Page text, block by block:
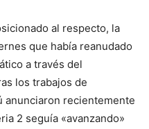
al respecto, la
que había reanudado
a través del
los trabajos de
anunciaron recientemente
2 seguía «avanzando»